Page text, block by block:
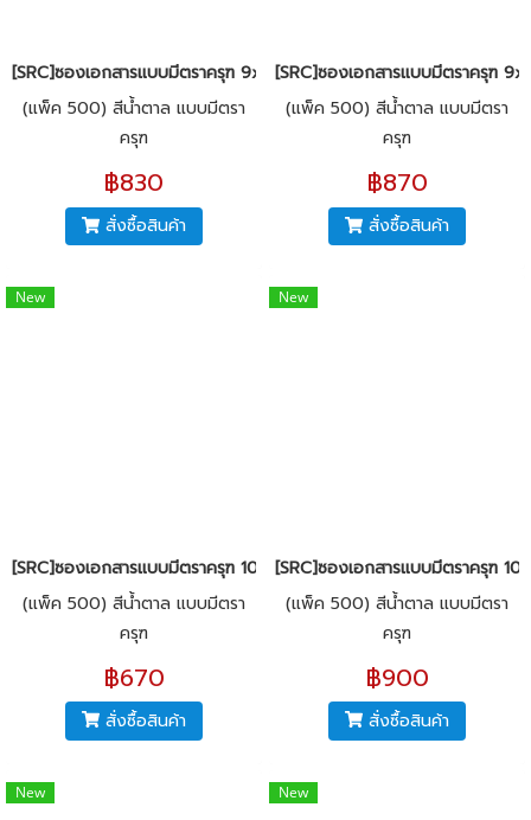
[SRC]ซองเอกสารแบบมีตราครุฑ 9x13"(KI125)
(แพ็ค 500) สีน้ำตาล แบบมีตรา
ครุฑ
฿830
สั่งซื้อสินค้า
[SRC]ซองเอกสารแบบมีตราครุฑ
(แพ็ค 500) สีน้ำตาล แบบมีตรา
ครุฑ
฿870
สั่งซื้อสินค้า
New
[SRC]ซองเอกสารแบบมีตราครุฑ 10x12"(KI125)
(แพ็ค 500) สีน้ำตาล แบบมีตรา
ครุฑ
฿670
สั่งซื้อสินค้า
New
[SRC]ซองเอกสารแบบมีตราครุฑ
(แพ็ค 500) สีน้ำตาล แบบมีตรา
ครุฑ
฿900
สั่งซื้อสินค้า
New New